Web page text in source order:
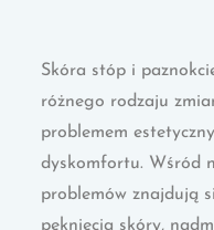
Skóra stóp i
różnego rodzaju
problemem
dyskomfortu. Wśród
problemów znajdują
pęknięcia skóry,